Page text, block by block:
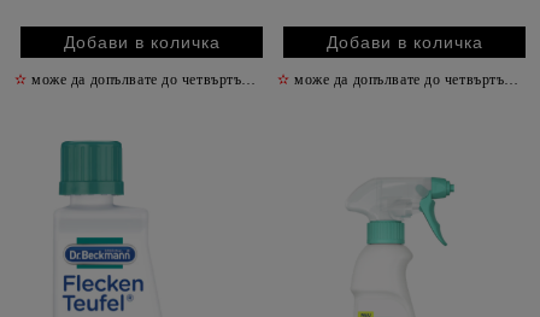
✫ може да допълвате до четвъртък включително ✫
✫ може да допълвате до четвъртък включително